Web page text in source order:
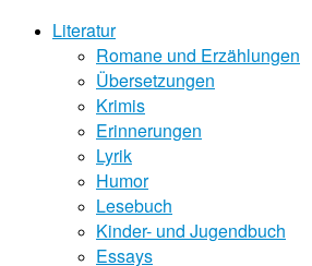
Literatur
Romane und Erzählungen
Übersetzungen
Krimis
Erinnerungen
Lyrik
Humor
Lesebuch
Kinder- und Jugendbuch
Essays